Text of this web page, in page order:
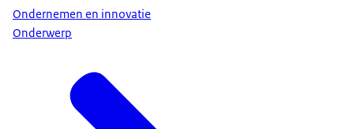
Ondernemen en innovatie
Onderwerp